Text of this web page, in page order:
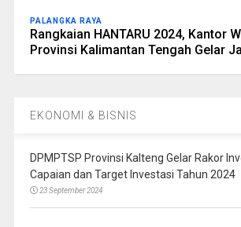
PALANGKA RAYA
Rangkaian HANTARU 2024, Kantor
Provinsi Kalimantan Tengah Gelar
EKONOMI & BISNIS
DPMPTSP Provinsi Kalteng Gelar Rakor
Capaian dan Target Investasi Tahun 2024
23 September 2024